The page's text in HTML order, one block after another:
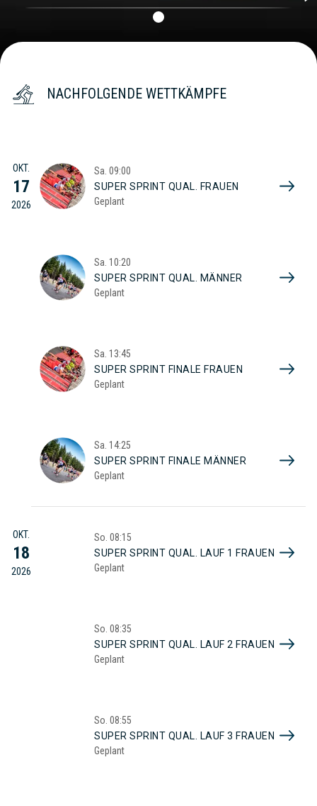
NACHFOLGENDE WETTKÄMPFE
OKT.
17
2026
Sa. 09:00
SUPER SPRINT QUAL. FRAUEN
Geplant
Sa. 10:20
SUPER SPRINT QUAL. MÄNNER
Geplant
Sa. 13:45
SUPER SPRINT FINALE FRAUEN
Geplant
Sa. 14:25
SUPER SPRINT FINALE MÄNNER
Geplant
OKT.
18
2026
So. 08:15
SUPER SPRINT QUAL. LAUF 1 FRAUEN
Geplant
So. 08:35
SUPER SPRINT QUAL. LAUF 2 FRAUEN
Geplant
So. 08:55
SUPER SPRINT QUAL. LAUF 3 FRAUEN
Geplant